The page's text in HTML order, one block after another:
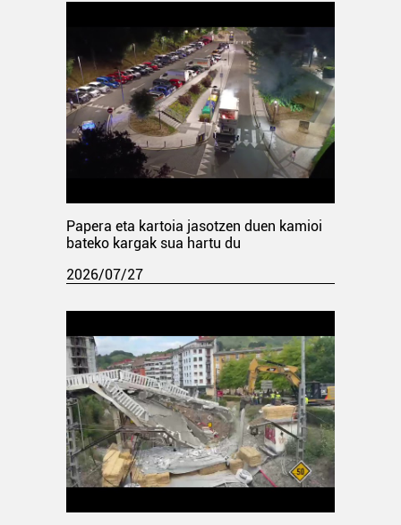
Papera eta kartoia jasotzen duen kamioi
bateko kargak sua hartu du
2026/07/27